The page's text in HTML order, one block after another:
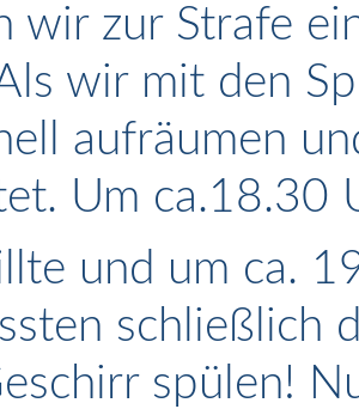
wir zur Strafe
wir mit den
aufräumen
Um ca.18.30
und um ca.
schließlich
spülen!